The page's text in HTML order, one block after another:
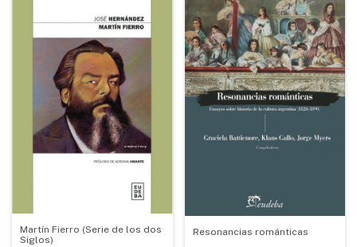
Martín Fierro (Serie de los dos
Siglos)
Resonancias románticas